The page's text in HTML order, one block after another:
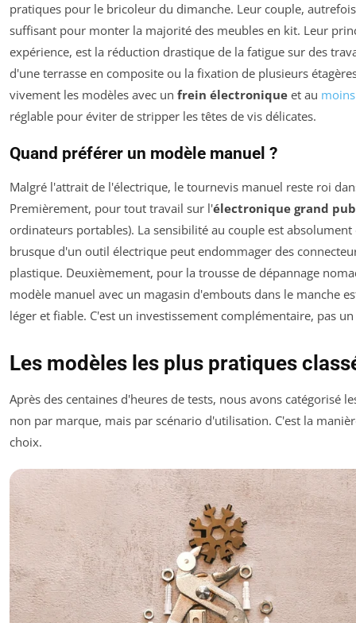
pratiques pour le bricoleur du dimanche. Leur couple,
suffisant pour monter la majorité des meubles en kit. Leur
expérience, est la réduction drastique de la fatigue sur des
d'une terrasse en composite ou la fixation de plusieurs
vivement les modèles avec un frein électronique et au moins
réglable pour éviter de stripper les têtes de vis délicates.
Quand préférer un modèle manuel ?
Malgré l'attrait de l'électrique, le tournevis manuel reste roi
Premièrement, pour tout travail sur l'électronique grand
ordinateurs portables). La sensibilité au couple est
brusque d'un outil électrique peut endommager des
plastique. Deuxièmement, pour la trousse de dépannage
modèle manuel avec un magasin d'embouts dans le manche
léger et fiable. C'est un investissement complémentaire, pas
Les modèles les plus pratiques
Après des centaines d'heures de tests, nous avons catégorisé
non par marque, mais par scénario d'utilisation. C'est la
choix.